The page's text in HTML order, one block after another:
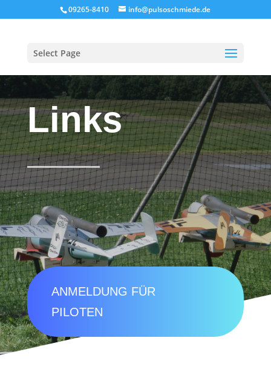
09265-8410 info@pulsoschmiede.de
Select Page
Links
ANMELDUNG FÜR
PILOTEN